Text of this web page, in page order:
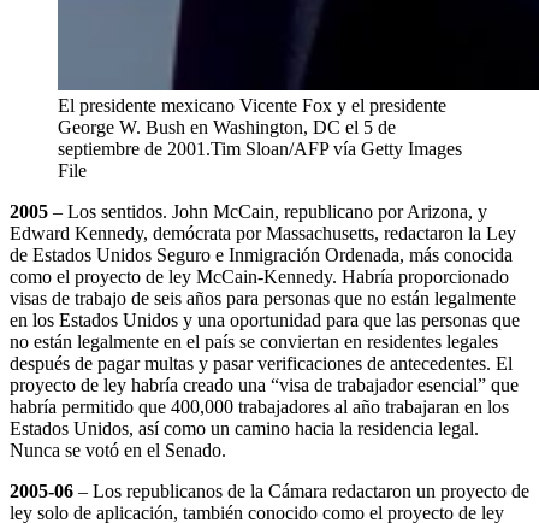
El presidente mexicano Vicente Fox y el presidente
George W. Bush en Washington, DC el 5 de
septiembre de 2001.Tim Sloan/AFP vía Getty Images
File
2005 – Los sentidos. John McCain, republicano por Arizona, y
Edward Kennedy, demócrata por Massachusetts, redactaron la Ley
de Estados Unidos Seguro e Inmigración Ordenada, más conocida
como el proyecto de ley McCain-Kennedy. Habría proporcionado
visas de trabajo de seis años para personas que no están legalmente
en los Estados Unidos y una oportunidad para que las personas que
no están legalmente en el país se conviertan en residentes legales
después de pagar multas y pasar verificaciones de antecedentes. El
proyecto de ley habría creado una “visa de trabajador esencial” que
habría permitido que 400,000 trabajadores al año trabajaran en los
Estados Unidos, así como un camino hacia la residencia legal.
Nunca se votó en el Senado.
2005-06 – Los republicanos de la Cámara redactaron un proyecto de
ley solo de aplicación, también conocido como el proyecto de ley